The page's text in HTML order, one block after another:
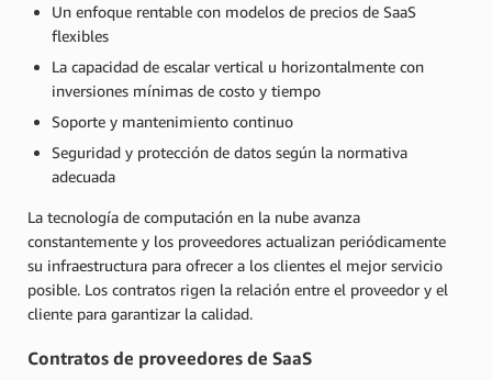
Un enfoque rentable con modelos de precios de SaaS
flexibles
La capacidad de escalar vertical u horizontalmente con
inversiones mínimas de costo y tiempo
Soporte y mantenimiento continuo
Seguridad y protección de datos según la normativa
adecuada
La tecnología de computación en la nube avanza
constantemente y los proveedores actualizan periódicamente
su infraestructura para ofrecer a los clientes el mejor servicio
posible. Los contratos rigen la relación entre el proveedor y el
cliente para garantizar la calidad.
Contratos de proveedores de SaaS